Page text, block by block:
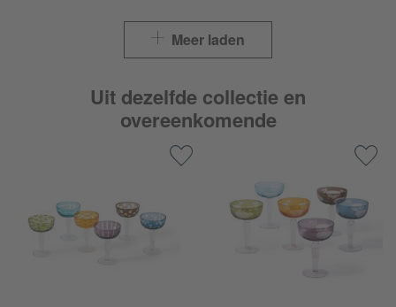
Meer laden
Uit dezelfde collectie en
overeenkomende